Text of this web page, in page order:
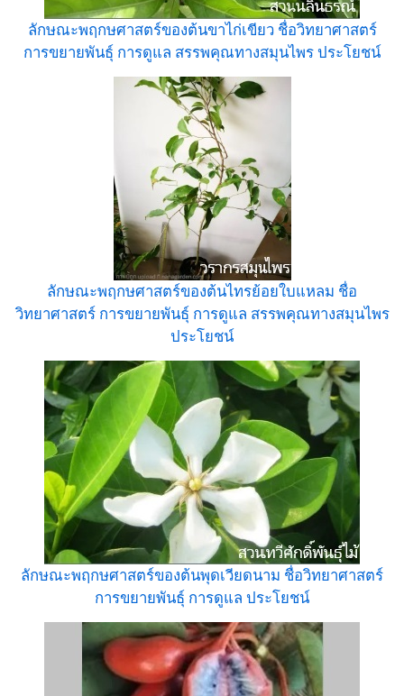
ลักษณะพฤกษศาสตร์ของต้นขาไก่เขียว ชื่อวิทยาศาสตร์
การขยายพันธุ์ การดูแล สรรพคุณทางสมุนไพร ประโยชน์
ลักษณะพฤกษศาสตร์ของต้นไทรย้อยใบแหลม ชื่อ
วิทยาศาสตร์ การขยายพันธุ์ การดูแล สรรพคุณทางสมุนไพร
ประโยชน์
ลักษณะพฤกษศาสตร์ของต้นพุดเวียดนาม ชื่อวิทยาศาสตร์
การขยายพันธุ์ การดูแล ประโยชน์